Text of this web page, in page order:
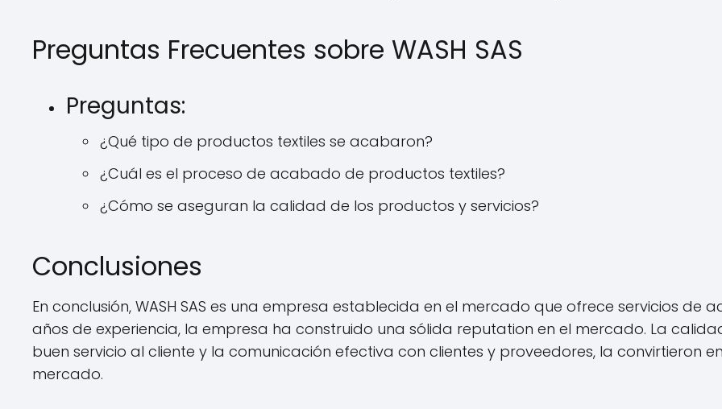
Preguntas Frecuentes sobre WASH SAS
Preguntas:
¿Qué tipo de productos textiles se acabaron?
¿Cuál es el proceso de acabado de productos textiles?
¿Cómo se aseguran la calidad de los productos y servicios?
Conclusiones
En conclusión, WASH SAS es una empresa establecida en el mercado que ofrece servicios
años de experiencia, la empresa ha construido una sólida reputation en el mercado. La
buen servicio al cliente y la comunicación efectiva con clientes y proveedores, la convirtieron
mercado.